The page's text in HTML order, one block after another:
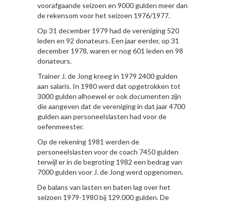
voorafgaande seizoen en 9000 gulden meer dan
de rekensom voor het seizoen 1976/1977.
Op 31 december 1979 had de vereniging 520
leden en 92 donateurs. Een jaar eerder, op 31
december 1978, waren er nog 601 leden en 98
donateurs.
Trainer J. de Jong kreeg in 1979 2400 gulden
aan salaris. In 1980 werd dat opgetrokken tot
3000 gulden alhoewel er ook documenten zijn
die aangeven dat de vereniging in dat jaar 4700
gulden aan personeelslasten had voor de
oefenmeester.
Op de rekening 1981 werden de
personeelslasten voor de coach 7450 gulden
terwijl er in de begroting 1982 een bedrag van
7000 gulden voor J. de Jong werd opgenomen.
De balans van lasten en baten lag over het
seizoen 1979-1980 bij 129.000 gulden. De